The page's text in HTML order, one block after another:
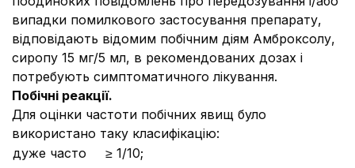
випадки помилкового застосування препарату,
відповідають відомим побічним діям Амброксолу,
сиропу 15 мг/5 мл, в рекомендованих дозах і
потребують симптоматичного лікування.
Побічні реакції.
Для оцінки частоти побічних явищ було
використано таку класифікацію:
дуже часто
≥ 1/10;